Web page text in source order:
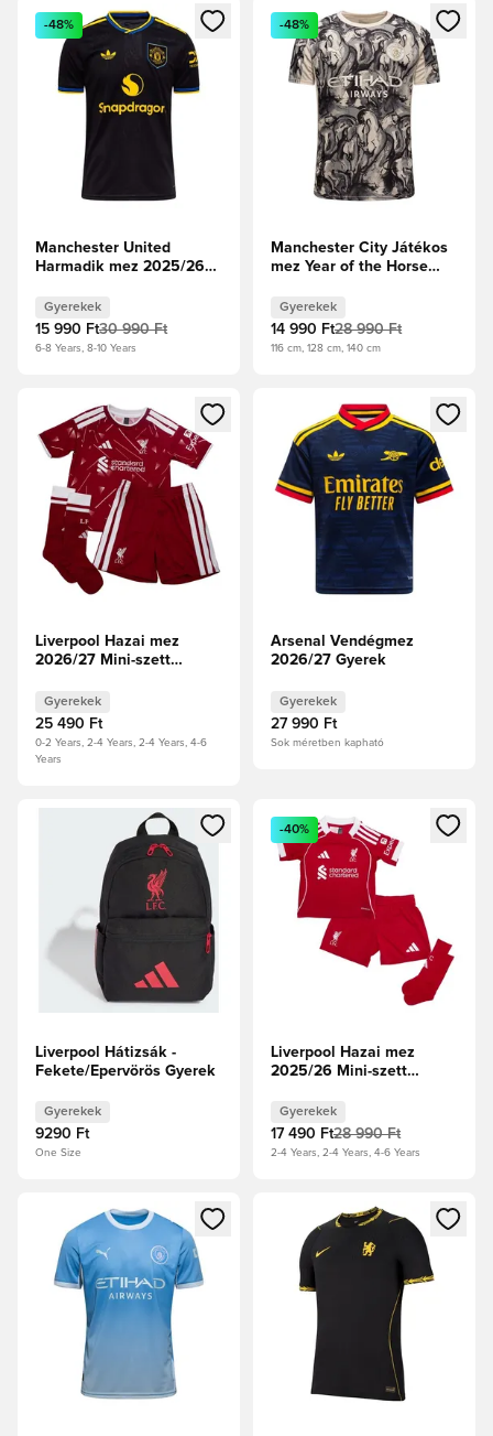
Megnyit egy modált a bejelentkezéshez vagy a tagként
-48%
Manchester United
Harmadik mez 2025/26
Gyerekek
15 990 Ft30 990 Ft
6-8 Years, 8-10 Years
Megnyit egy modált a
-48%
Manchester City Játékos
mez Year of the Horse
Gyerekek
14 990 Ft28 990 Ft
116 cm, 128 cm, 140 cm
Megnyit egy modált a bejelentkezéshez vagy a tagként
Liverpool Hazai mez
2026/27 Mini-szett
Gyerekek
25 490 Ft
0-2 Years, 2-4 Years, 2-4 Years, 4-6
Years
Megnyit egy modált a
Arsenal Vendégmez
2026/27 Gyerek
Gyerekek
27 990 Ft
Sok méretben kapható
Megnyit egy modált a bejelentkezéshez vagy a tagként
Liverpool Hátizsák -
Fekete/Epervörös Gyerek
Gyerekek
9290 Ft
One Size
Megnyit egy modált a
-40%
Liverpool Hazai mez
2025/26 Mini-szett
Gyerekek
17 490 Ft28 990 Ft
2-4 Years, 2-4 Years, 4-6 Years
Megnyit egy modált a bejelentkezéshez vagy a tagként
Megnyit egy modált a